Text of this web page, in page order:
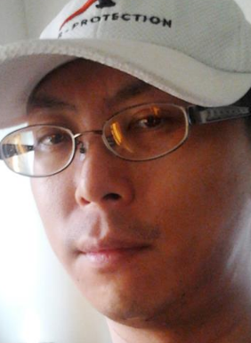
諮商輔導、社會
生報名參加。